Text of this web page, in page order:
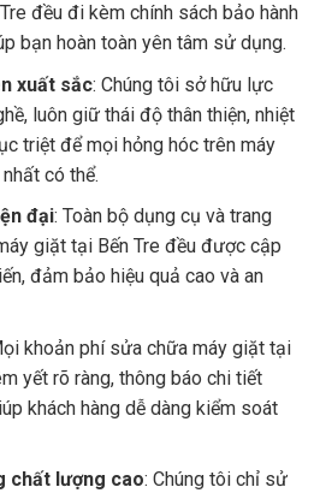
đều đi kèm chính sách bảo hành
bạn hoàn toàn yên tâm sử dụng.
xuất sắc: Chúng tôi sở hữu lực
luôn giữ thái độ thân thiện, nhiệt
triệt để mọi hỏng hóc trên máy
có thể.
đại: Toàn bộ dụng cụ và trang
giặt tại Bến Tre đều được cập
đảm bảo hiệu quả cao và an
khoản phí sửa chữa máy giặt tại
yết rõ ràng, thông báo chi tiết
khách hàng dễ dàng kiểm soát
chất lượng cao: Chúng tôi chỉ sử